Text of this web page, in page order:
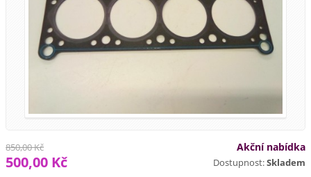
Akční nabídka
Dostupnost:Skladem
850,00 Kč
500,00 Kč